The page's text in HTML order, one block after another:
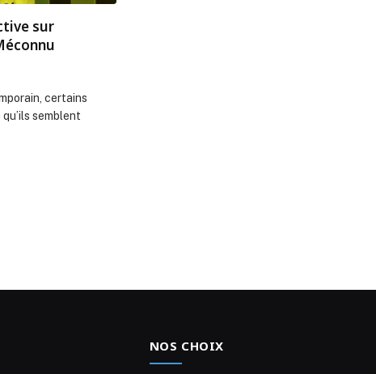
sur
certains
semblent
NOS CHOIX